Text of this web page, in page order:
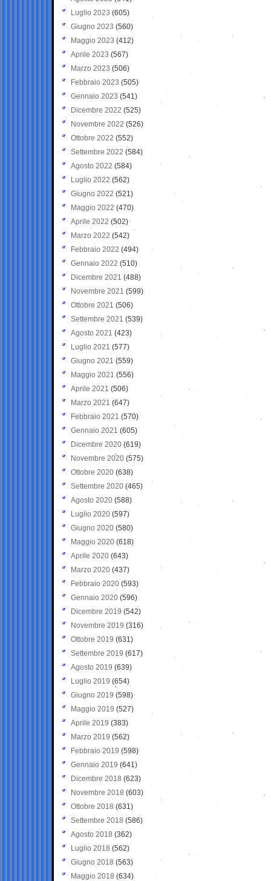
Luglio 2023 (605)
Giugno 2023 (560)
Maggio 2023 (412)
Aprile 2023 (567)
Marzo 2023 (506)
Febbraio 2023 (505)
Gennaio 2023 (541)
Dicembre 2022 (525)
Novembre 2022 (526)
Ottobre 2022 (552)
Settembre 2022 (584)
Agosto 2022 (584)
Luglio 2022 (562)
Giugno 2022 (521)
Maggio 2022 (470)
Aprile 2022 (502)
Marzo 2022 (542)
Febbraio 2022 (494)
Gennaio 2022 (510)
Dicembre 2021 (488)
Novembre 2021 (599)
Ottobre 2021 (506)
Settembre 2021 (539)
Agosto 2021 (423)
Luglio 2021 (577)
Giugno 2021(559)
Maggio 2021 (556)
Aprile 2021 (506)
Marzo 2021 (647)
Febbraio 2021 (570)
Gennaio 2021 (605)
Dicembre 2020 (619)
Novembre 2020 (575)
Ottobre 2020 (638)
Settembre 2020(465)
Agosto 2020 (588)
Luglio 2020 (597)
Giugno 2020 (580)
Maggio 2020 (618)
Aprile 2020 (643)
Marzo 2020 (437)
Febbraio 2020 (593)
Gennaio 2020 (596)
Dicembre 2019 (542)
Novembre 2019 (316)
Ottobre 2019 (631)
Settembre 2019 (617)
Agosto 2019 (639)
Luglio 2019 (654)
Giugno 2019 (598)
Maggio 2019 (527)
Aprile 2019 (383)
Marzo 2019 (562)
Febbraio 2019 (598)
Gennaio 2019 (641)
Dicembre 2018 (623)
Novembre 2018 (603)
Ottobre 2018 (631)
Settembre 2018 (586)
Agosto 2018 (362)
Luglio 2018 (562)
Giugno 2018 (563)
Maggio 2018 (634)